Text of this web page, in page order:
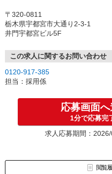
〒320-0811
栃木県宇都宮市大通り2-3-1
井門宇都宮ビル5F
この求人に関するお問い合わせ
0120-917-385
担当：採用係
応募画面
1分で応募完
求人応募期間：
閲覧